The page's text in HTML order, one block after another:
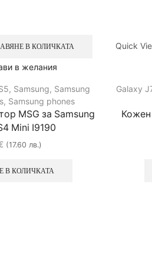
В КОЛИЧКАТА
в желания
, Samsung, Samsung
, Samsung phones
MSG за Samsung
Mini I9190
(17.60 лв.)
В КОЛИЧКАТА
Quick
Galaxy
Кожен